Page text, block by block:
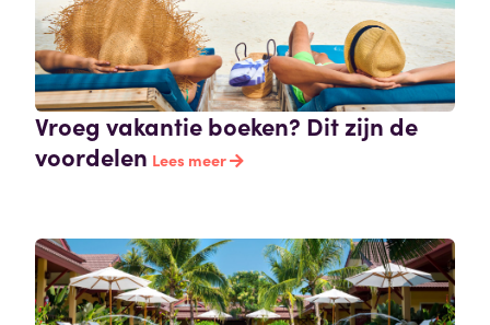
Vroeg vakantie boeken? Dit zijn de
voordelen Lees meer